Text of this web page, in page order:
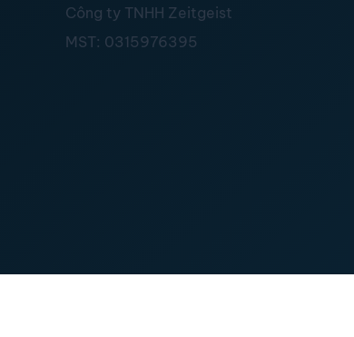
Công ty TNHH Zeitgeist
MST: 0315976395